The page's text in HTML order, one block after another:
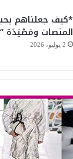
*كيف جعلناهم
المنصات ومَصْيَدَة
2 يوليو، 2026